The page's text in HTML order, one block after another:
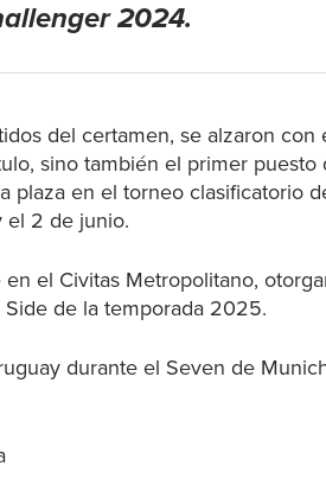
2024.
del certamen, se alzaron con
sino también el primer puesto
plaza en el torneo clasificatorio
el 2 de junio.
el Civitas Metropolitano,
de la temporada 2025.
durante el Seven de